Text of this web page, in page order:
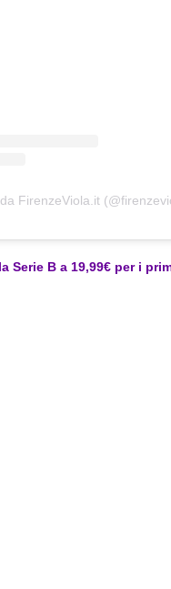
FirenzeViola.it
Serie B a 19,99€ per i